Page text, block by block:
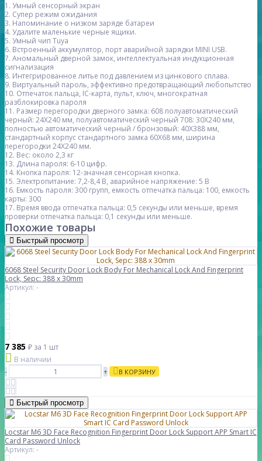
1. Умный сенсорный экран
2. Супер режим ожидания
3. Напоминание о низком заряде батареи
4. Удалите маленькие черные ящики.
5. Умный чип Tuya
6. Встроенный аккумулятор, порт аварийной зарядки MINI USB.
7. Аномальный дверной замок, интеллектуальная индукционная
сигнализация
8. Интегрированное литье под давлением из цинкового сплава.
9. Виртуальный пароль, эффективно предотвращающий любопытство
10. Отпечаток пальца, IC-карта, пульт, ключ, многократная
разблокировка пароля
11. Размер перегородки дверного замка: 608 полуавтоматический
черный: 24X240 мм, полуавтоматический черный 708: 30X240 мм,
полностью автоматический черный / бронзовый: 40X388 мм,
стандартный корпус стандартного замка 60X68 мм, ширина
перегородки 24X240 мм.
12. Вес: около 2,3 кг
13. Длина пароля: 6-10 цифр.
14. Кнопка пароля: 12-значная сенсорная кнопка.
15. Электропитание: 7,2-8,4 В, аварийное напряжение: 5 В
16. Емкость пароля: 300 групп, емкость отпечатка пальца: 100, емкость
карты: 300
17. Время ввода отпечатка пальца: 0,5 секунды или меньше, время
проверки отпечатка пальца: 0,1 секунды или меньше.
Похожие товары
Быстрый просмотр
6068 Steel Security Door Lock Body For Mechanical Lock And Fingerprint
Lock, Sepc: 388 x 30mm
Артикул: -
7 385 ₽ за 1 шт
В наличии
-
+ В КОРЗИНУ
Быстрый просмотр
Locstar M6 3D Face Recognition Fingerprint Door Lock Support APP Smart IC
Card Password Unlock
Артикул: -